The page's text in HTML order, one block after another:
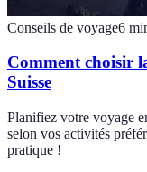
Conseils de voyage6
Comment choisir
Suisse
Planifiez votre voyage
selon vos activités
pratique !